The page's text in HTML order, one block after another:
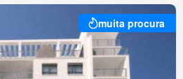
muita procura